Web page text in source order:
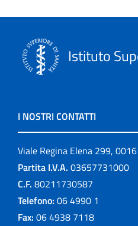
Istituto
I NOSTRI CONTATTI
Viale Regina Elena 299,
Partita I.V.A. 03657731000
C.F. 80211730587
Telefono: 06 4990 1
Fax: 06 4938 7118